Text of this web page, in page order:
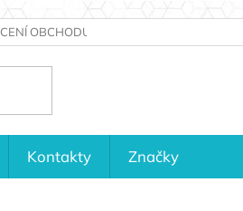
OBCHODU
Kontakty Značky